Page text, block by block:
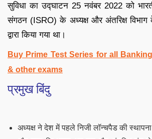
सुविधा का उद्घाटन 25 नवंबर 2022 को
संगठन (ISRO) के अध्यक्ष और अंतरिक्ष
द्वारा किया गया था।
Buy Prime Test Series for all
& other exams
प्रमुख बिंदु
अध्यक्ष ने देश में पहले निजी लॉन्चपैड की